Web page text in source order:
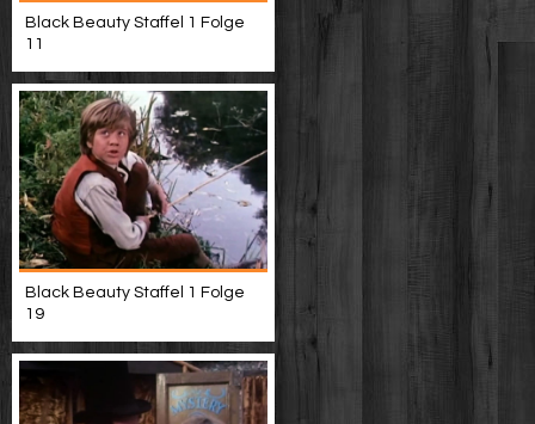
Black Beauty Staffel 1 Folge
11
Black Beauty Staffel 1 Folge
19